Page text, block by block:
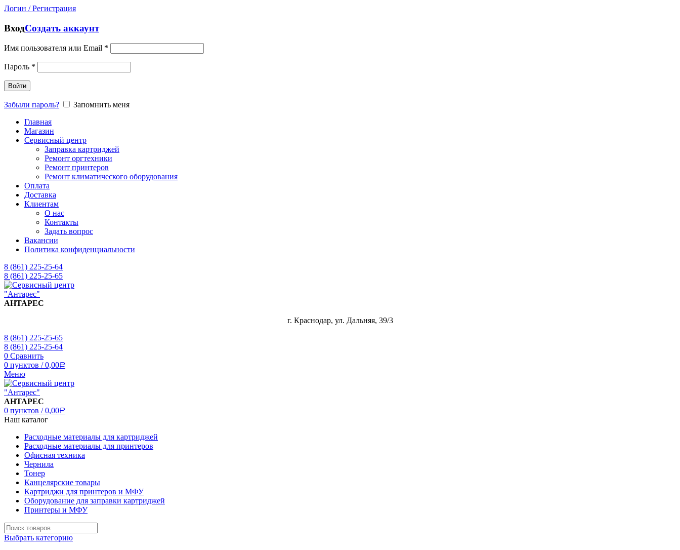
Логин / Регистрация
ВходСоздать аккаунт
Имя пользователя или Email *
Пароль *
Войти
Забыли пароль?
Запомнить меня
Главная
Магазин
Сервисный центр
Заправка картриджей
Ремонт оргтехники
Ремонт принтеров
Ремонт климатического оборудования
Оплата
Доставка
Клиентам
О нас
Контакты
Задать вопрос
Вакансии
Политика конфиденциальности
8 (861) 225-25-64
8 (861) 225-25-65
АНТАРЕС
г. Краснодар, ул. Дальняя, 39/3
8 (861) 225-25-65
8 (861) 225-25-64
0 Сравнить
0 пунктов / 0,00Р
Меню
АНТАРЕС
0 пунктов / 0,00Р
Наш каталог
Расходные материалы для картриджей
Расходные материалы для принтеров
Офисная техника
Чернила
Тонер
Канцелярские товары
Картриджи для принтеров и МФУ
Оборудование для заправки картриджей
Принтеры и МФУ
Выбрать категорию